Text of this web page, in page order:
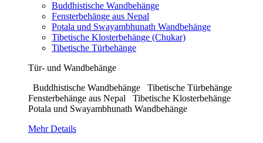
Buddhistische Wandbehänge
Fensterbehänge aus Nepal
Potala und Swayambhunath Wandbehänge
Tibetische Klosterbehänge (Chukar)
Tibetische Türbehänge
Tür- und Wandbehänge
Buddhistische Wandbehänge Tibetische Türbehänge
Fensterbehänge aus Nepal Tibetische Klosterbehänge
Potala und Swayambhunath Wandbehänge
Mehr Details